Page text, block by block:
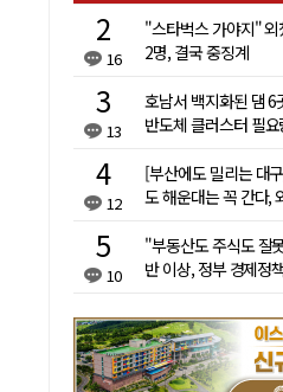
16
"스타벅스 가야지"
2명, 결국 중징계
13
호남서 백지화된 댐
반도체 클러스터 필
12
[부산에도 밀리는 대
도 해운대는 꼭 간다,
10
"부동산도 주식도 잘
반 이상, 정부 경제정